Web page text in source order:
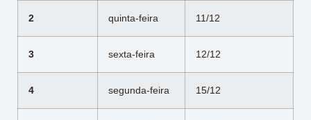
2 quinta-feira 11/12
3 sexta-feira 12/12
4 segunda-feira 15/12